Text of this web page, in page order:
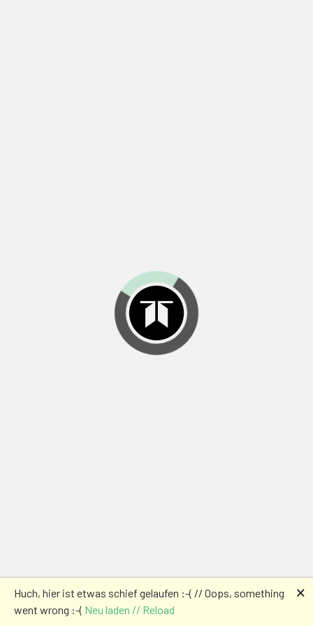
Huch, hier ist etwas schief gelaufen :-( // Oops, something
went wrong :-( Neu laden // Reload
🗙